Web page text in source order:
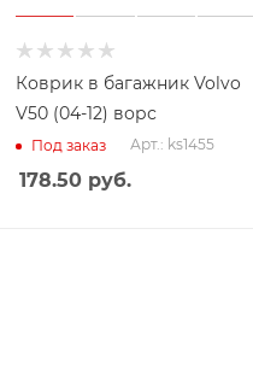
Коврик в багажник Volvo
V50 (04-12) ворс
Под заказ Арт.: ks1455
178.50 руб.